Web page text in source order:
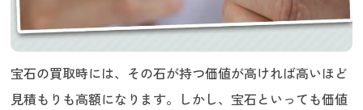
宝石の買取時には、その石が持つ価値が高ければ高いほど
見積もりも高額になります。しかし、宝石といっても価値